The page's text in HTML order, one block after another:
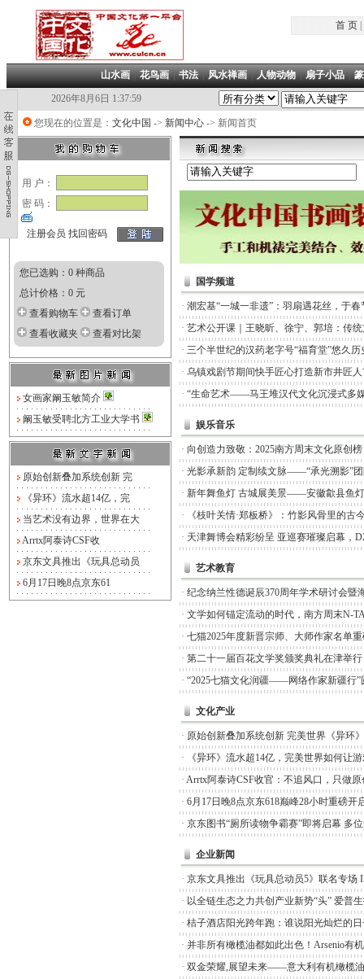
首 页|
山水画|花鸟画|书法|风水禅画|人物动物|扇子小品|
2026年8月6日 1:37:59
您现在的位置是： 文化中国 -> 新闻中心 -> 新闻首页
用 户：
密 码：
注册会员 找回密码
您已选购：0 种商品
总计价格：0 元
查看购物车
查看订单
查看收藏夹
查看对比架
女画家阚玉敏简介
阚玉敏受聘北方工业大学书
原始创新叠加系统创新 完
《异环》流水超14亿，完
当艺术没有边界，世界在大
Arrtx阿泰诗CSF收
京东文具推出《玩具总动员
6月17日晚8点京东61
国学频道
· 潮宏基“一城一非遗”：羽扇遇花丝，于
· 艺术公开课｜王晓昕、徐宁、郭培：传
· 三个半世纪的汉药老字号“福育堂”悠久历
· 乌镇戏剧节期间快手匠心打造新市井匠
· “生命艺术——马王堆汉代文化沉浸式多
娱乐音乐
· 向创造力致敬：2025南方周末文化原创
· 光影承新韵 定制续文脉——“承光溯影”
· 新年舞鱼灯 古城展美景——安徽歙县鱼
·
《枝叶关情·郑板桥》：竹影风骨里的古
· 天津舞博会精彩纷呈 亚巡赛璀璨启幕，
艺术教育
· 纪念纳兰性德诞辰370周年学术研讨会暨
· 文学如何锚定流动的时代，南方周末N-
· 七猫2025年度新晋宗师、大师作家名单
· 第二十一届百花文学奖颁奖典礼在津举行
· “2025七猫文化润疆——网络作家新疆行”
文化产业
· 原始创新叠加系统创新 完美世界《异环
·
《异环》流水超14亿，完美世界如何让游
· Arrtx阿泰诗CSF收官：不追风口，只做原
· 6月17日晚8点京东618巅峰28小时重磅开
· 京东图书“厕所读物争霸赛”即将启幕 多
企业新闻
· 京东文具推出《玩具总动员5》联名专场
· 以全链生态之力共创产业新势“头” 爱普
· 桔子酒店阳光跨年跑：谁说阳光灿烂的
· 并非所有橄榄油都如此出色！Arsenio有
· 双金荣耀,展望未来——意大利有机橄榄